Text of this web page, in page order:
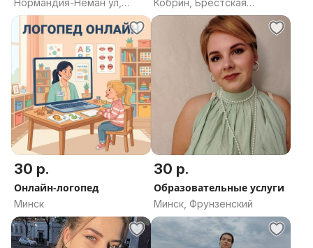
Нормандия-Неман ул,
Борисов, Борисовский
район, Минская область
Кобрин, Брестская
область
30 р.
Онлайн-логопед
Минск
30 р.
Образовательные услуги
Минск, Фрунзенский